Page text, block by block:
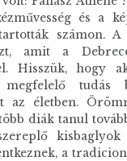
és a
számon.
amit a
Hisszük, hogy
tudás
az életben.
diák tanul
a